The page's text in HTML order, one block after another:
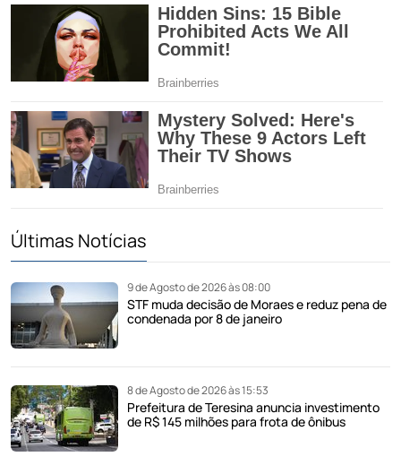
Últimas Notícias
9 de Agosto de 2026 às 08:00
STF muda decisão de Moraes e reduz pena de
condenada por 8 de janeiro
8 de Agosto de 2026 às 15:53
Prefeitura de Teresina anuncia investimento
de R$ 145 milhões para frota de ônibus